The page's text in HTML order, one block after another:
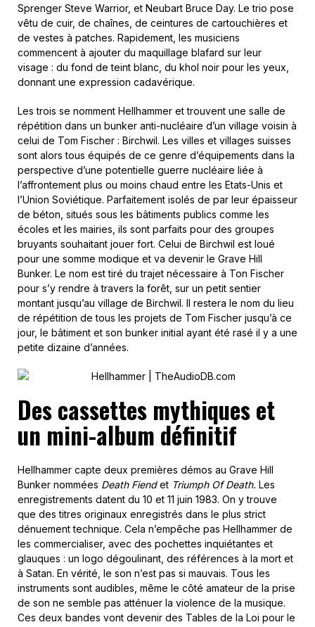
Sprenger Steve Warrior, et Neubart Bruce Day. Le trio pose
vêtu de cuir, de chaînes, de ceintures de cartouchières et
de vestes à patches. Rapidement, les musiciens
commencent à ajouter du maquillage blafard sur leur
visage : du fond de teint blanc, du khol noir pour les yeux,
donnant une expression cadavérique.
Les trois se nomment Hellhammer et trouvent une salle de
répétition dans un bunker anti-nucléaire d’un village voisin à
celui de Tom Fischer : Birchwil. Les villes et villages suisses
sont alors tous équipés de ce genre d’équipements dans la
perspective d’une potentielle guerre nucléaire liée à
l’affrontement plus ou moins chaud entre les Etats-Unis et
l’Union Soviétique. Parfaitement isolés de par leur épaisseur
de béton, situés sous les bâtiments publics comme les
écoles et les mairies, ils sont parfaits pour des groupes
bruyants souhaitant jouer fort. Celui de Birchwil est loué
pour une somme modique et va devenir le Grave Hill
Bunker. Le nom est tiré du trajet nécessaire à Ton Fischer
pour s’y rendre à travers la forêt, sur un petit sentier
montant jusqu’au village de Birchwil. Il restera le nom du lieu
de répétition de tous les projets de Tom Fischer jusqu’à ce
jour, le bâtiment et son bunker initial ayant été rasé il y a une
petite dizaine d’années.
Des cassettes mythiques et
un mini-album définitif
Hellhammer capte deux premières démos au Grave Hill
Bunker nommées Death Fiendet Triumph Of Death. Les
enregistrements datent du 10 et 11 juin 1983. On y trouve
que des titres originaux enregistrés dans le plus strict
dénuement technique. Cela n’empêche pas Hellhammer de
les commercialiser, avec des pochettes inquiétantes et
glauques : un logo dégoulinant, des références à la mort et
à Satan. En vérité, le son n’est pas si mauvais. Tous les
instruments sont audibles, même le côté amateur de la prise
de son ne semble pas atténuer la violence de la musique.
Ces deux bandes vont devenir des Tables de la Loi pour le